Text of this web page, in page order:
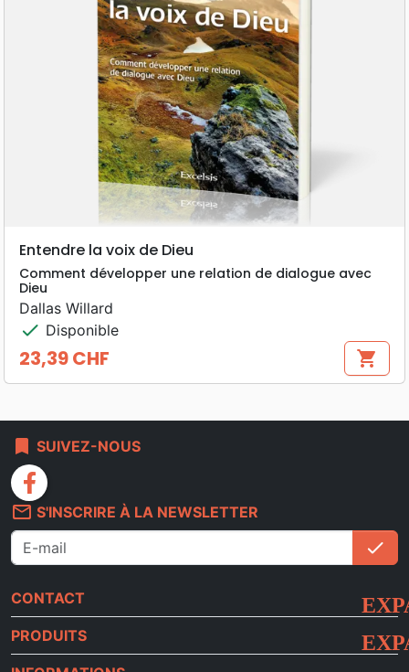
Entendre la voix de Dieu
Comment développer une relation de dialogue avec
Dieu
Dallas Willard
check Disponible
Prix
23,39 CHF shopping_cart
bookmark SUIVEZ-NOUS
facebook
mail_outline S'INSCRIRE À LA NEWSLETTER
check
CONTACT
PRODUITS